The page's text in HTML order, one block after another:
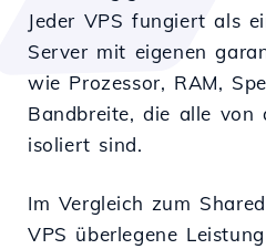
Jeder VPS fungiert als
Server mit eigenen
wie Prozessor, RAM,
Bandbreite, die alle von
isoliert sind.
Im Vergleich zum
VPS überlegene